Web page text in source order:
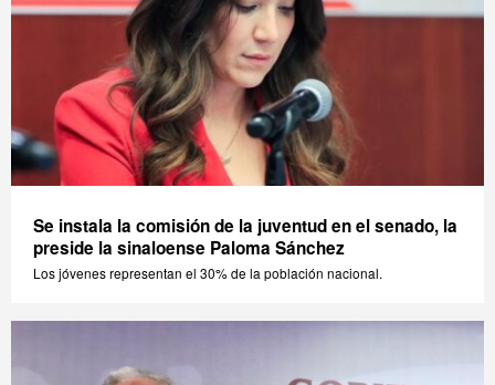
Se instala la comisión de la juventud en el senado, la
preside la sinaloense Paloma Sánchez
Los jóvenes representan el 30% de la población nacional.